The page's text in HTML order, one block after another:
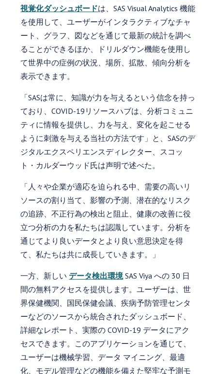
視覚化ダッシュボードは、SAS Visual Analytics 機能
を使用して、ユーザーがインタラクティブなチャ
ート、グラフ、図などを通じて最新の統計を調べ
ることができるほか、ドリルダウン機能を使用し
て世界中の症例の状況、場所、拡散、傾向分析を
表示できます。
「SASは常に、知識が力を与えるという信念を持っ
ており、COVID-19リソースハブは、分析コミュニ
ティに情報を提供し、力を与え、変化を起こせる
ように刺激を与える当社の方法です」と、SASのデ
ジタルエクスペリエンスディレクター、スコッ
ト・カルダーウッド氏は声明で述べた。
「人々や企業が適応を迫られる中、需要の高いリ
ソースの割り当て、影響の予測、潜在的なリスク
の追跡、不正行為の検出と阻止、健康の改善に役
立つ分析の力を私たちは認識しています。分析を
通じてより良いデータとより良い意思決定を得
て、私たちは共に成長していきます。」
一方、新しい データ検出環境SAS Viya への 30 日
間の無料アクセスを提供します。ユーザーは、世
界保健機関、国民保健会議、疾病予防管理センタ
ーなどのソースから統合されたダッシュボード、
詳細なレポート、実際の COVID-19 データにアク
セスできます。このアプリケーションを通じて、
ユーザーは機械学習、データ マイニング、最適
化、モデル管理などの機能を備えた堅牢な予測モ